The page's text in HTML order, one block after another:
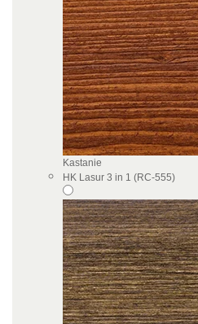
Kastanie
HK Lasur 3 in 1 (RC-555)